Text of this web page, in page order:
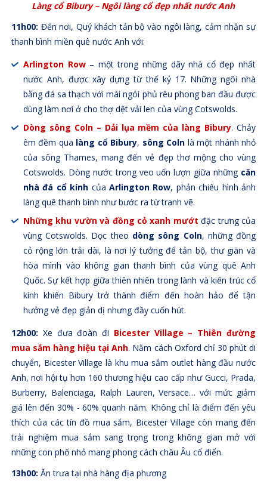
Làng cổ Bibury – Ngôi làng cổ đẹp nhất nước Anh
11h00: Đến nơi, Quý khách tản bộ vào ngôi làng, cảm nhận sự
thanh bình miền quê nước Anh với:
Arlington Row– một trong những dãy nhà cổ đẹp nhất
nước Anh, được xây dựng từ thế kỷ 17. Những ngôi nhà
bằng đá sa thạch với mái ngói phủ rêu phong ban đầu được
dùng làm nơi ở cho thợ dệt vải len của vùng Cotswolds.
Dòng sông Coln – Dải lụa mềm của làng Bibury. Chảy
êm đềm qua làng cổ Bibury, sông Coln là một nhánh nhỏ
của sông Thames, mang đến vẻ đẹp thơ mộng cho vùng
Cotswolds. Dòng nước trong veo uốn lượn giữa những căn
nhà đá cổ kính củaArlington Row, phản chiếu hình ảnh
làng quê thanh bình như bước ra từ tranh vẽ.
Những khu vườn và đồng cỏ xanh mướt đặc trưng của
vùng Cotswolds. Dọc theo dòng sông Coln, những đồng
cỏ rộng lớn trải dài, là nơi lý tưởng để tản bộ, thư giãn và
hòa mình vào không gian thanh bình của vùng quê Anh
Quốc. Sự kết hợp giữa thiên nhiên trong lành và kiến trúc cổ
kính khiến Bibury trở thành điểm đến hoàn hảo để tận
hưởng vẻ đẹp giản dị nhưng đầy cuốn hút.
12h00: Xe đưa đoàn đi Bicester Village – Thiên đường
mua sắm hàng hiệu tại Anh. Nằm cách Oxford chỉ 30 phút di
chuyển, Bicester Village là khu mua sắm outlet hàng đầu nước
Anh, nơi hội tụ hơn 160 thương hiệu cao cấp như Gucci, Prada,
Burberry, Balenciaga, Ralph Lauren, Versace… với mức giảm
giá lên đến 30% - 60% quanh năm. Không chỉ là điểm đến yêu
thích của các tín đồ mua sắm, Bicester Village còn mang đến
trải nghiệm mua sắm sang trọng trong không gian mở với
những con phố nhỏ mang phong cách châu Âu cổ điển.
13h00: Ăn trưa tại nhà hàng địa phương